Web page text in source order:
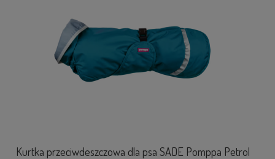
Kurtka przeciwdeszczowa dla psa SADE Pomppa Petrol